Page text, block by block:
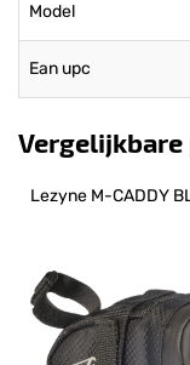
Model
Ean upc
Lezyne M-CADDY